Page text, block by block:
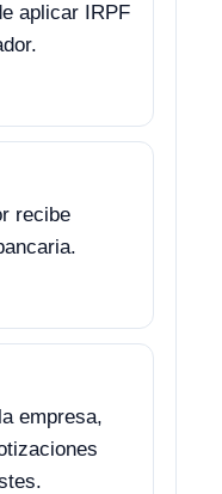
aplicar IRPF
recibe
empresa,